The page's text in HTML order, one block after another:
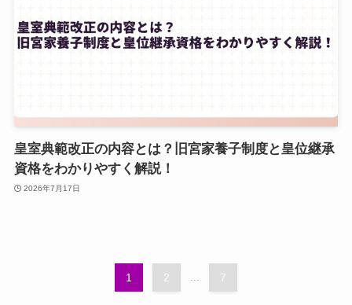
皇室典範改正の内容とは？旧宮家養子制度と皇位継承
資格をわかりやすく解説！
2026年7月17日
1 2 ... 7